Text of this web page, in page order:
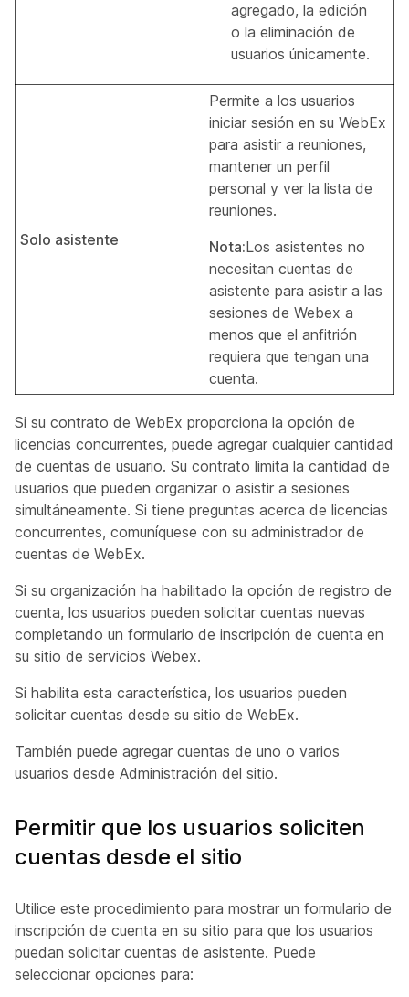
agregado, la edición
o la eliminación de
usuarios únicamente.
Solo asistente
Permite a los usuarios
iniciar sesión en su WebEx
para asistir a reuniones,
mantener un perfil
personal y ver la lista de
reuniones.
Nota:Los asistentes no
necesitan cuentas de
asistente para asistir a las
sesiones de Webex a
menos que el anfitrión
requiera que tengan una
cuenta.
Si su contrato de WebEx proporciona la opción de
licencias concurrentes, puede agregar cualquier cantidad
de cuentas de usuario. Su contrato limita la cantidad de
usuarios que pueden organizar o asistir a sesiones
simultáneamente. Si tiene preguntas acerca de licencias
concurrentes, comuníquese con su administrador de
cuentas de WebEx.
Si su organización ha habilitado la opción de registro de
cuenta, los usuarios pueden solicitar cuentas nuevas
completando un formulario de inscripción de cuenta en
su sitio de servicios Webex.
Si habilita esta característica, los usuarios pueden
solicitar cuentas desde su sitio de WebEx.
También puede agregar cuentas de uno o varios
usuarios desde Administración del sitio.
Permitir que los usuarios soliciten
cuentas desde el sitio
Utilice este procedimiento para mostrar un formulario de
inscripción de cuenta en su sitio para que los usuarios
puedan solicitar cuentas de asistente. Puede
seleccionar opciones para: